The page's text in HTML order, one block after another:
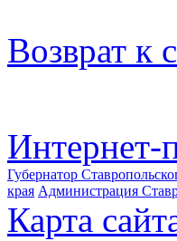
Возврат к
Интернет-
Губернатор
края Администрация
Карта